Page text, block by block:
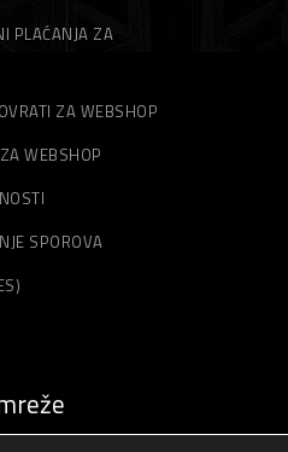
PLAĆANJA ZA
ZA WEBSHOP
WEBSHOP
SPOROVA